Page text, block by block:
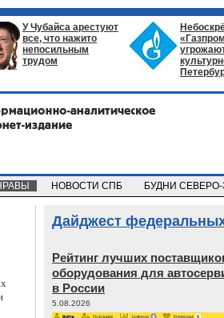
У Чубайса арестуют
все, что нажито
непосильным
трудом
НОВОСТИ СПБ БУДНИ
Дайджест
Рейтинг лучших
оборудования для
в России
5.08.2026